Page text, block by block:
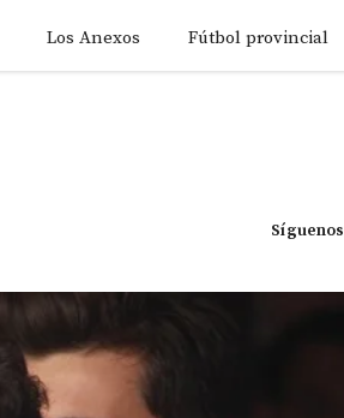
Los Anexos Fútbol provincial
Síguenos